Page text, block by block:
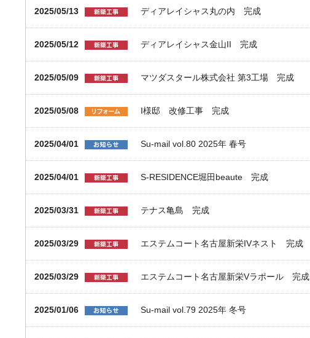
2025/05/13 ディアレイシャス丸の内 完成
2025/05/12 ディアレイシャス金山II 完成
2025/05/09 マツダスタール株式会社 第3工場 完成
2025/05/08 I様邸 改修工事 完成
2025/04/01 Su-mail vol.80 2025年 春号
2025/04/01 S-RESIDENCE堀田beaute 完成
2025/03/31 テナス亀島 完成
2025/03/29 エステムコート名古屋新栄IVネスト 完成
2025/03/29 エステムコート名古屋新栄Vラポール 完成
2025/01/06 Su-mail vol.79 2025年 冬号